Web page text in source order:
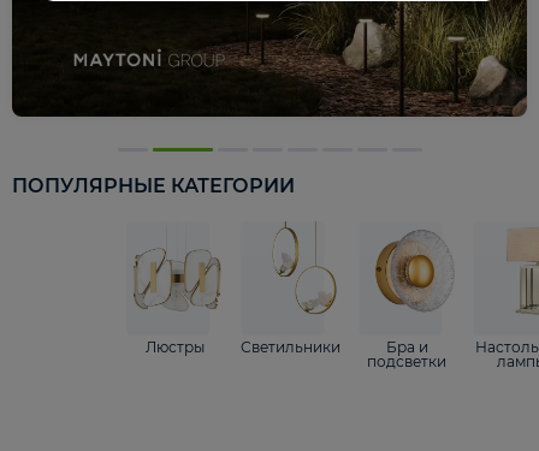
ПОПУЛЯРНЫЕ КАТЕГОРИИ
Люстры Светильники
Бра и
подсветки